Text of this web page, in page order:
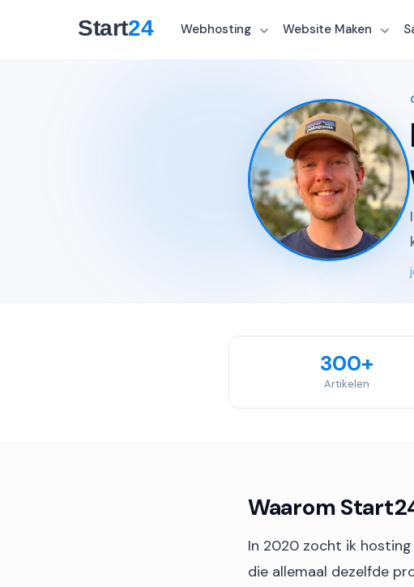
Webhosting Website Maken
300+
Artikelen
Waarom
In 2020 zocht ik
die allemaal dezelfde